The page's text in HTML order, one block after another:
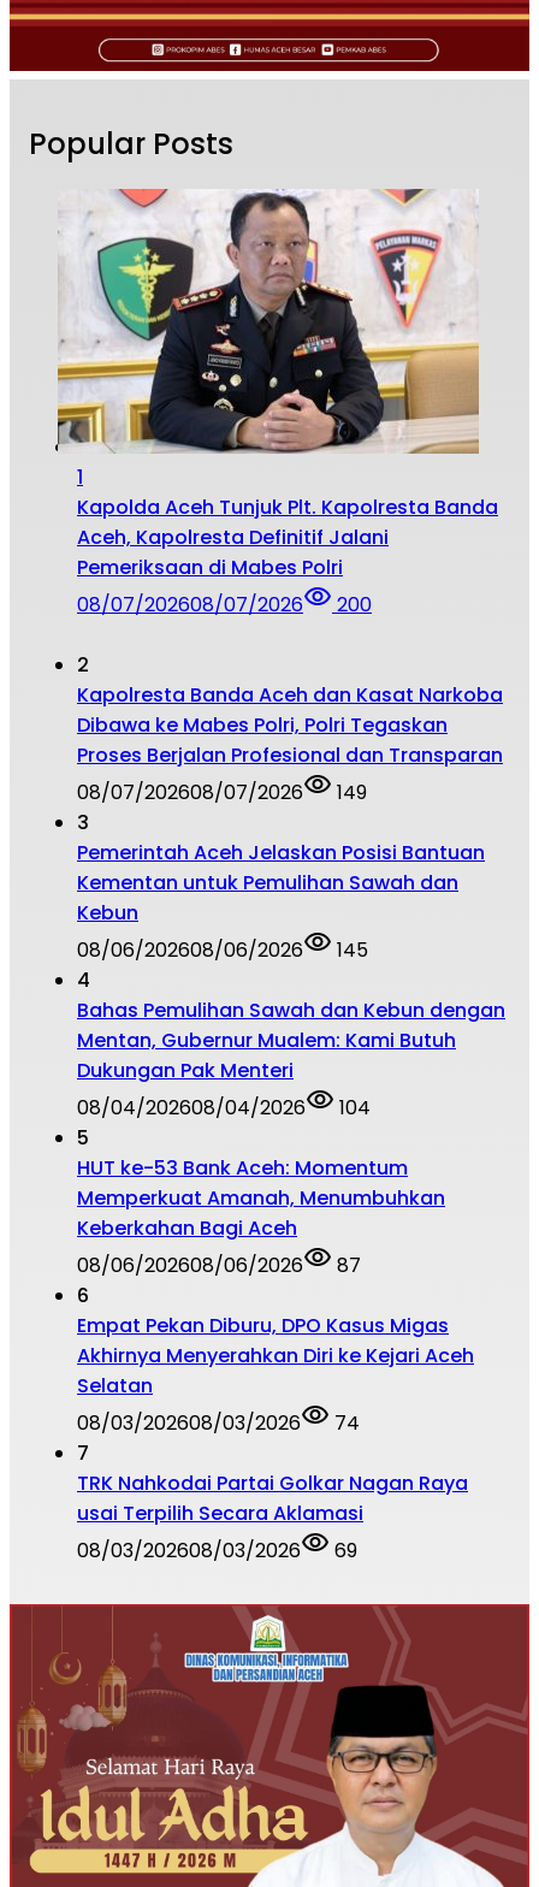
Popular Posts
1
Kapolda Aceh Tunjuk Plt. Kapolresta Banda
Aceh, Kapolresta Definitif Jalani
Pemeriksaan di Mabes Polri
08/07/202608/07/2026 200
2
Kapolresta Banda Aceh dan Kasat Narkoba
Dibawa ke Mabes Polri, Polri Tegaskan
Proses Berjalan Profesional dan Transparan
08/07/202608/07/2026
149
3
Pemerintah Aceh Jelaskan Posisi Bantuan
Kementan untuk Pemulihan Sawah dan
Kebun
08/06/202608/06/2026
145
4
Bahas Pemulihan Sawah dan Kebun dengan
Mentan, Gubernur Mualem: Kami Butuh
Dukungan Pak Menteri
08/04/202608/04/2026
104
5
HUT ke-53 Bank Aceh: Momentum
Memperkuat Amanah, Menumbuhkan
Keberkahan Bagi Aceh
08/06/202608/06/2026
87
6
Empat Pekan Diburu, DPO Kasus Migas
Akhirnya Menyerahkan Diri ke Kejari Aceh
Selatan
08/03/202608/03/2026
74
7
TRK Nahkodai Partai Golkar Nagan Raya
usai Terpilih Secara Aklamasi
08/03/202608/03/2026 69